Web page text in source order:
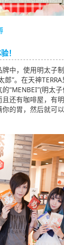
！
中，使用明太子
郎”。在天神
“MENBEI”(明太
还有咖啡屋，有
的胃，然后就可